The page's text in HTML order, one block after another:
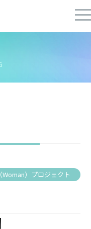
Woman）プロジェクト